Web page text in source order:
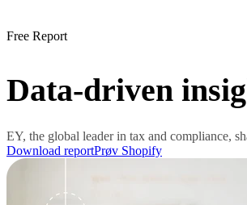
Free Report
Data-driven
EY, the global leader in tax and compliance,
Download reportPrøv Shopify